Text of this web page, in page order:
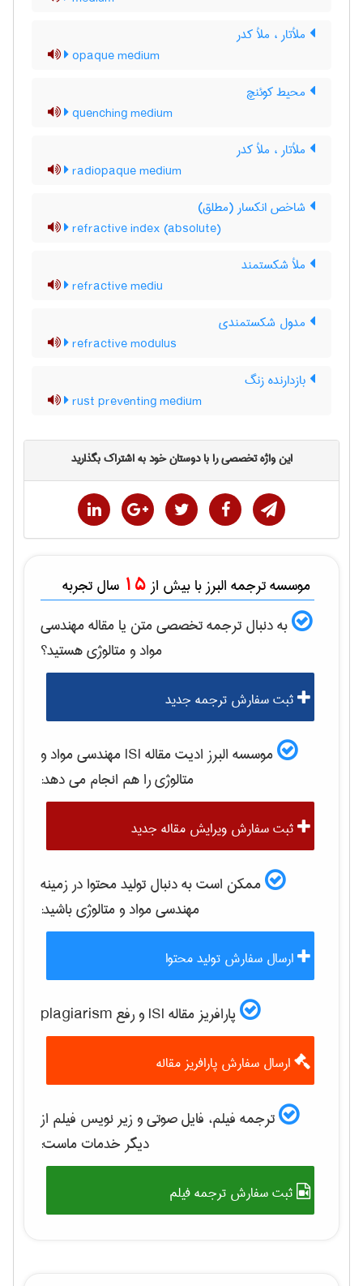
ملأتار ، ملأ کدر
opaque medium
محیط کوئنچ
quenching medium
ملأتار ، ملأ کدر
radiopaque medium
شاخص انکسار (مطلق)
refractive index (absolute)
ملأ شکستمند
refractive mediu
مدول شکستمندی
refractive modulus
بازدارنده زنگ
rust preventing medium
این واژه تخصصی را با دوستان خود به اشتراک بگذارید
موسسه ترجمه البرز با بیش از 15 سال تجربه
به دنبال ترجمه تخصصی متن یا مقالهمهندسی
مواد و متالوژیهستید؟
ثبت سفارش ترجمه جدید
موسسه البرز ادیت مقاله ISI
مهندسی مواد و
متالوژیرا هم انجام می دهد:
ثبت سفارش ویرایش مقاله جدید
ممکن است به دنبال تولید محتوا در زمینه
مهندسی مواد و متالوژیباشید:
ارسال سفارش تولید محتوا
پارافریز مقاله ISI و رفع plagiarism
ارسال سفارش پارافریز مقاله
ترجمه فیلم، فایل صوتی و زیر نویس فیلم از
دیگر خدمات ماست:
ثبت سفارش ترجمه فیلم